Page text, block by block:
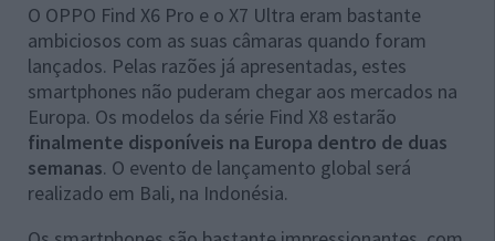
O OPPO Find X6 Pro e o X7 Ultra eram bastante
ambiciosos com as suas câmaras quando foram
lançados. Pelas razões já apresentadas, estes
smartphones não puderam chegar aos mercados na
Europa. Os modelos da série Find X8 estarão
finalmente disponíveis na Europa dentro de duas
semanas. O evento de lançamento global será
realizado em Bali, na Indonésia.